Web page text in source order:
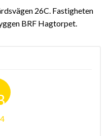
26C. Fastigheten
BRF Hagtorpet.